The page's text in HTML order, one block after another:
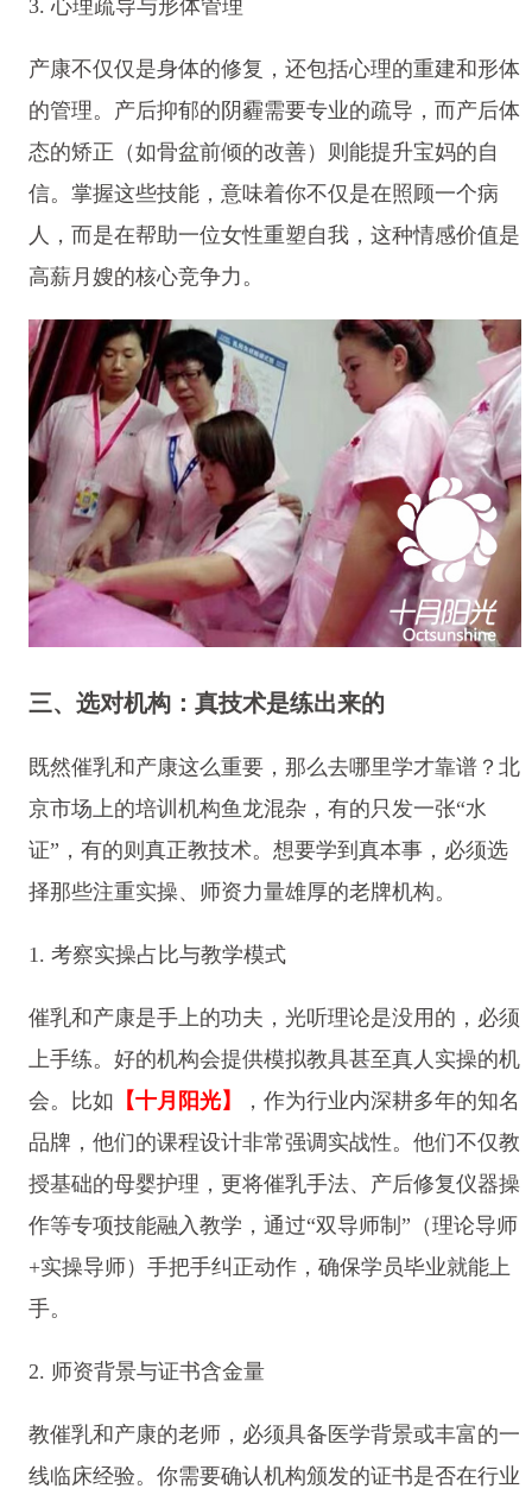
3. 心理疏导与形体管理
产康不仅仅是身体的修复，还包括心理的重建和形体
的管理。产后抑郁的阴霾需要专业的疏导，而产后体
态的矫正（如骨盆前倾的改善）则能提升宝妈的自
信。掌握这些技能，意味着你不仅是在照顾一个病
人，而是在帮助一位女性重塑自我，这种情感价值是
高薪月嫂的核心竞争力。
三、选对机构：真技术是练出来的
既然催乳和产康这么重要，那么去哪里学才靠谱？北
京市场上的培训机构鱼龙混杂，有的只发一张“水
证”，有的则真正教技术。想要学到真本事，必须选
择那些注重实操、师资力量雄厚的老牌机构。
1. 考察实操占比与教学模式
催乳和产康是手上的功夫，光听理论是没用的，必须
上手练。好的机构会提供模拟教具甚至真人实操的机
会。比如 【十月阳光】
，作为行业内深耕多年的知名
品牌，他们的课程设计非常强调实战性。他们不仅教
授基础的母婴护理，更将催乳手法、产后修复仪器操
作等专项技能融入教学，通过“双导师制”（理论导师
+实操导师）手把手纠正动作，确保学员毕业就能上
手。
2. 师资背景与证书含金量
教催乳和产康的老师，必须具备医学背景或丰富的一
线临床经验。你需要确认机构颁发的证书是否在行业